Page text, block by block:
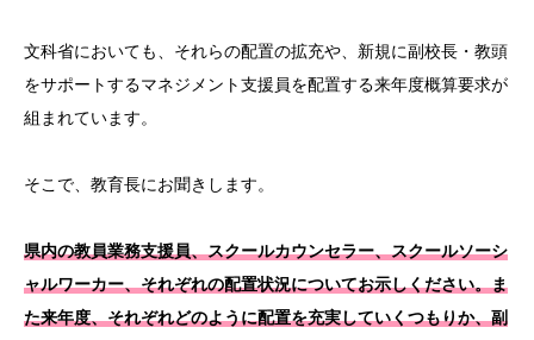
文科省においても、それらの配置の拡充や、新規に副校長・教頭
をサポートするマネジメント支援員を配置する来年度概算要求が
組まれています。
そこで、教育長にお聞きします。
県内の教員業務支援員、スクールカウンセラー、スクールソーシ
ャルワーカー、それぞれの配置状況についてお示しください。ま
た来年度、それぞれどのように配置を充実していくつもりか、副